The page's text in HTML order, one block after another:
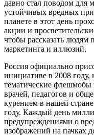
давно стал поводом для
устойчивых вредных
планете в этот день
акции и
чтобы рассказать людям
маркетинга и иллюзий.
Россия официально
инициативе в 2008 году,
тематические флешмобы
врачей, педагогов и
курением в нашей
году. Каждый день
предупреждениями о
изображений на пачках